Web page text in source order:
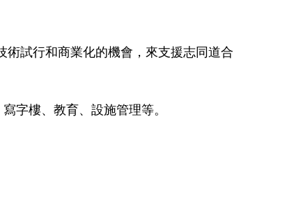
術試行和商業化的機會，來支援志同道合
寫字樓、教育、設施管理等。